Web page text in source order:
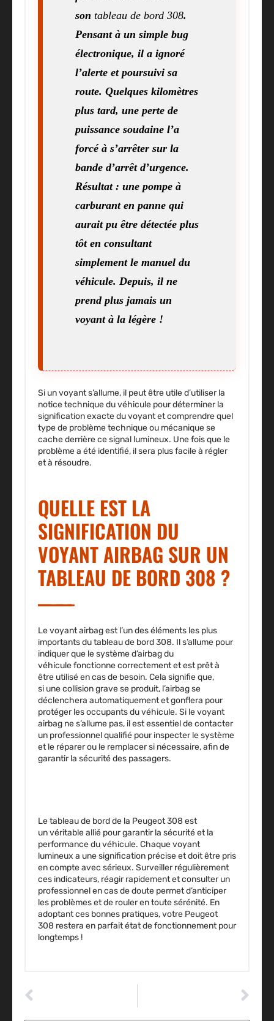
son tableau de bord 308.
Pensant à un simple bug
électronique, il a ignoré
l’alerte et poursuivi sa
route. Quelques kilomètres
plus tard, une perte de
puissance soudaine l’a
forcé à s’arrêter sur la
bande d’arrêt d’urgence.
Résultat : une pompe à
carburant en panne qui
aurait pu être détectée plus
tôt en consultant
simplement le manuel du
véhicule. Depuis, il ne
prend plus jamais un
voyant à la légère !
Si un voyant s’allume, il peut être utile d’utiliser la
notice technique du véhicule pour déterminerla
signification exactedu voyant et comprendre quel
type de problème techniqueou mécanique se
cache derrièrece signal lumineux. Une fois que le
problème a été identifié, il sera plus facile à régler
et à résoudre.
QUELLE EST LA
SIGNIFICATION DU
VOYANT AIRBAG SUR UN
TABLEAU DE BORD 308 ?
Le voyant airbag est l’un des éléments les plus
importants du tableau de bord 308. Il s’allume pour
indiquer que le système d’airbag du
véhiculefonctionne correctement et est prêt à
être utilisé en cas de besoin. Cela signifie que,
si une collision grave se produit, l’airbag se
déclenchera automatiquement etgonflera pour
protéger les occupantsdu véhicule. Si le voyant
airbag ne s’allume pas, il est essentiel de contacter
un professionnel qualifié pour inspecterle système
et le réparerou le remplacer si nécessaire, afin de
garantirla sécurité des passagers.
Letableau de bord de la Peugeot 308 est
unvéritable allié pour garantir la sécurité et la
performance du véhicule. Chaquevoyant
lumineux a une signification précise et doit être pris
en compte avec sérieux. Surveiller régulièrement
ces indicateurs, réagir rapidement et consulter un
professionnelen cas de doute permet d’anticiper
les problèmes et de rouler en toute sérénité. En
adoptant ces bonnes pratiques, votre Peugeot
308 restera en parfait état de fonctionnement pour
longtemps !